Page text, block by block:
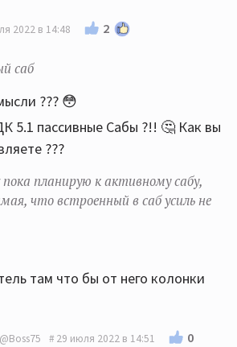
Провода дороже комплекта
разницу если только поменяет
2022 в 14:48 2
саб
??? 😳
5.1 пассивные Сабы ?!! 🤔 Как вы
???
планирую к активному сабу,
что встроенный в саб усиль не
там что бы от него колонки
@Boss75 29 июля 2022 в 14:51 0